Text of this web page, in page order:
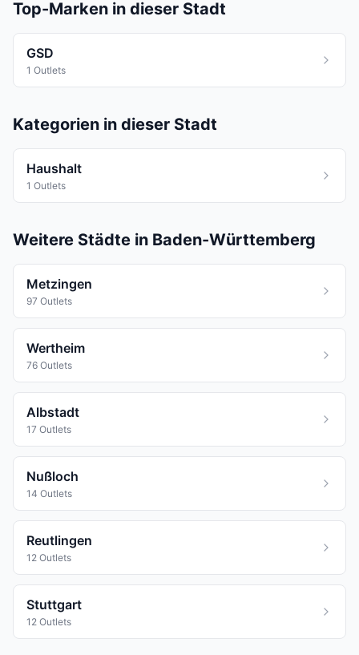
Top-Marken in dieser Stadt
GSD
1 Outlets
Kategorien in dieser Stadt
Haushalt
1 Outlets
Weitere Städte in Baden-Württemberg
Metzingen
97 Outlets
Wertheim
76 Outlets
Albstadt
17 Outlets
Nußloch
14 Outlets
Reutlingen
12 Outlets
Stuttgart
12 Outlets